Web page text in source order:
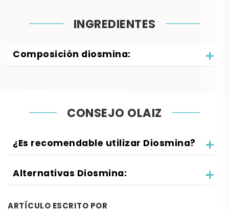
INGREDIENTES
Composición diosmina:
CONSEJO OLAIZ
¿Es recomendable utilizar Diosmina?
Alternativas Diosmina:
ARTÍCULO ESCRITO POR